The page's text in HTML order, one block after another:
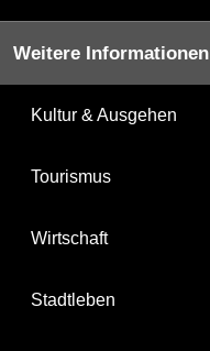
Weitere Informationen
Kultur & Ausgehen
Tourismus
Wirtschaft
Stadtleben